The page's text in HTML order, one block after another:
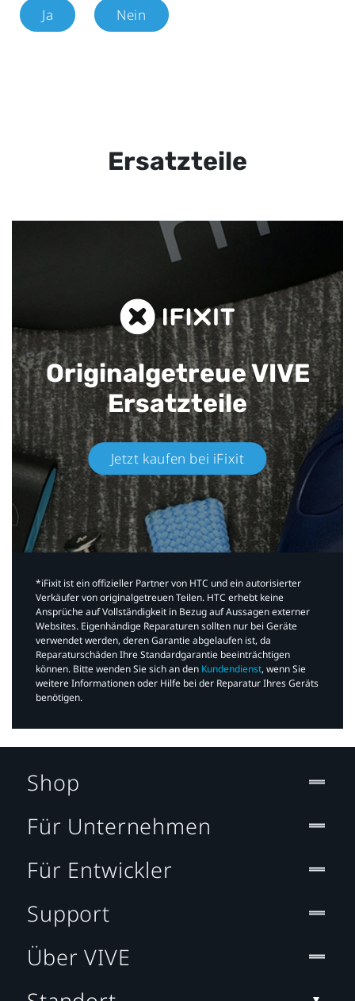
Ja Nein
Ersatzteile
Originalgetreue VIVE
Ersatzteile
Jetzt kaufen bei iFixit​
*iFixit ist ein offizieller Partner von HTC und ein autorisierter
Verkäufer von originalgetreuen Teilen. HTC erhebt keine
Ansprüche auf Vollständigkeit in Bezug auf Aussagen externer
Websites. Eigenhändige Reparaturen sollten nur bei Geräte
verwendet werden, deren Garantie abgelaufen ist, da
Reparaturschäden Ihre Standardgarantie beeinträchtigen
können. Bitte wenden Sie sich an den Kundendienst, wenn Sie
weitere Informationen oder Hilfe bei der Reparatur Ihres Geräts
benötigen.​
Shop
Für Unternehmen
Für Entwickler
Support
Über VIVE